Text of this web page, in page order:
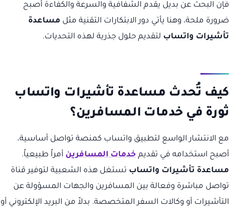
فإن البحث عن بديل يقدم الشفافية والسرعة والكفاءة أصبح
ضرورة ملحة، وهنا يأتي دور الابتكارات التقنية مثل مساعدة
تأشيرات واتساب لتقديم حلول جذرية لهذه التحديات.
كيف تُحدث مساعدة تأشيرات واتساب
ثورة في خدمات المسافرين؟
مع الانتشار الواسع لتطبيق واتساب كمنصة تواصل أساسية،
أصبح استخدامه في تقديم خدمات المسافرين أمراً طبيعياً.
مساعدة تأشيرات واتساب تستغل هذه الشعبية لتوفير قناة
تواصل مباشرة وفعالة بين المسافرين والجهات المسؤولة عن
التأشيرات أو وكالات السفر المتخصصة. بدلاً من البريد الإلكتروني أو